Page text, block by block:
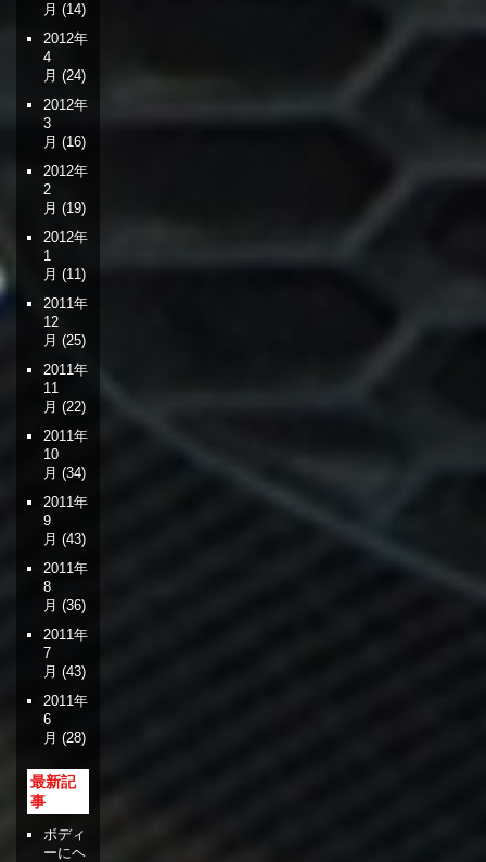
月 (14)
2012年
4
月 (24)
2012年
3
月 (16)
2012年
2
月 (19)
2012年
1
月 (11)
2011年
12
月 (25)
2011年
11
月 (22)
2011年
10
月 (34)
2011年
9
月 (43)
2011年
8
月 (36)
2011年
7
月 (43)
2011年
6
月 (28)
最新記
事
ボディ
ーにヘ